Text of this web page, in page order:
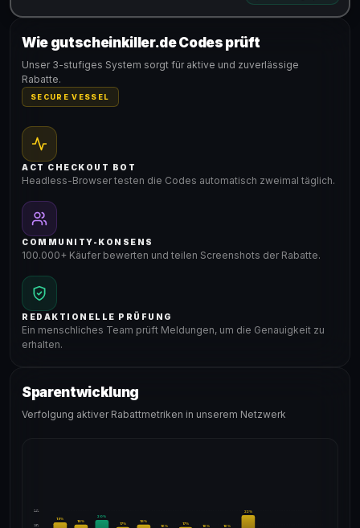
Gültig für teilnehmende Produkte
Wie gutscheinkiller.de Codes prüft
Unser 3-stufiges System sorgt für aktive und zuverlässige
Rabatte.
SECURE VESSEL
ACT CHECKOUT BOT
Headless-Browser testen die Codes automatisch zweimal täglich.
COMMUNITY-KONSENS
100.000+ Käufer bewerten und teilen Screenshots der Rabatte.
REDAKTIONELLE PRÜFUNG
Ein menschliches Team prüft Meldungen, um die Genauigkeit zu
erhalten.
Sparentwicklung
Verfolgung aktiver Rabattmetriken in unserem Netzwerk
24%
18%
19%
18%
20%
17%
18%
16%
17%
16% 16%
22%